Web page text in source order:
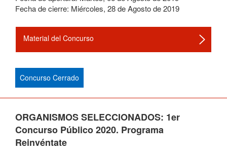
Fecha de cierre: Miércoles, 28deAgostode2019
Material del Concurso
Concurso Cerrado
ORGANISMOS SELECCIONADOS: 1er
Concurso Público 2020. Programa
Reinvéntate